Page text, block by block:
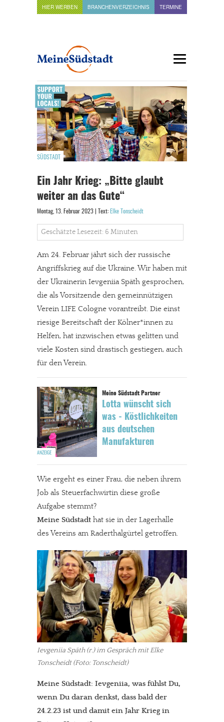
HIER WERBEN BRANCHENVERZEICHNIS TERMINE
SÜDSTADT
Ein Jahr Krieg: „Bitte glaubt
weiter an das Gute“
Montag, 13. Februar 2023 | Text: Elke Tonscheidt
Geschätzte Lesezeit: 6 Minuten
Am 24. Februar jährt sich der russische
Angriffskrieg auf die Ukraine. Wir haben mit
der Ukrainerin Ievgeniia Späth gesprochen,
die als Vorsitzende den gemeinnützigen
Verein LIFE Cologne vorantreibt. Die einst
riesige Bereitschaft der Kölner*innen zu
Helfen, hat inzwischen etwas gelitten und
viele Kosten sind drastisch gestiegen, auch
für den Verein.
Lotta wünscht sich
was - Köstlichkeiten
aus deutschen
Manufakturen
Wie ergeht es einer Frau, die neben ihrem
Job als Steuerfachwirtin diese große
Aufgabe stemmt?
Meine Südstadt hat sie in der Lagerhalle
des Vereins am Raderthalgürtel getroffen.
Ievgeniia Späth (r.) im Gespräch mit Elke
Tonscheidt (Foto: Tonscheidt)
Meine Südstadt: Ievgeniia, was fühlst Du,
wenn Du daran denkst, dass bald der
24.2.23 ist und damit ein Jahr Krieg in